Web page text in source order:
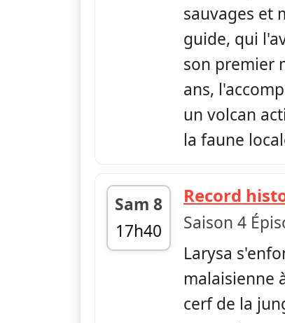
sauvages et
guide, qui
son premier
ans,
un volcan
la faune
Sam 8
17h40
fin 18h00
Record
Saison 4
Larysa
malaisienne
cerf de la